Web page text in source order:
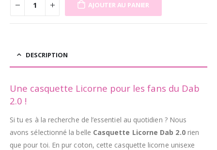
AJOUTER AU PANIER
DESCRIPTION
Une casquette Licorne pour les fans du Dab
2.0 !
Si tu es à la recherche de l’essentiel au quotidien ? Nous
avons sélectionné la belle Casquette Licorne Dab 2.0 rien
que pour toi. En pur coton, cette casquette licorne unisexe